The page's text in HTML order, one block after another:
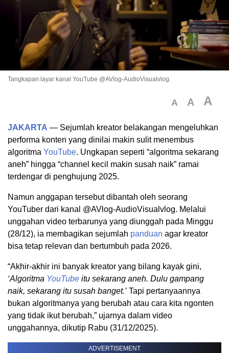
Tangkapan layar kanal YouTube @AVlog-AudioVisualvlog.
A A A
JAKARTA — Sejumlah kreator belakangan mengeluhkan
performa konten yang dinilai makin sulit menembus
algoritma YouTube. Ungkapan seperti “algoritma sekarang
aneh” hingga “channel kecil makin susah naik” ramai
terdengar di penghujung 2025.
Namun anggapan tersebut dibantah oleh seorang
YouTuber dari kanal @AVlog-AudioVisualvlog. Melalui
unggahan video terbarunya yang diunggah pada Minggu
(28/12), ia membagikan sejumlah panduan agar kreator
bisa tetap relevan dan bertumbuh pada 2026.
“Akhir-akhir ini banyak kreator yang bilang kayak gini,
‘Algoritma YouTube itu sekarang aneh. Dulu gampang
naik, sekarang itu susah banget.’ Tapi pertanyaannya
bukan algoritmanya yang berubah atau cara kita ngonten
yang tidak ikut berubah,” ujarnya dalam video
unggahannya, dikutip Rabu (31/12/2025).
ADVERTISEMENT